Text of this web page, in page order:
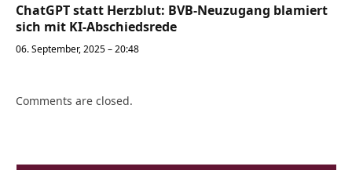
ChatGPT statt Herzblut: BVB-Neuzugang blamiert
sich mit KI-Abschiedsrede
06. September, 2025 – 20:48
Comments are closed.